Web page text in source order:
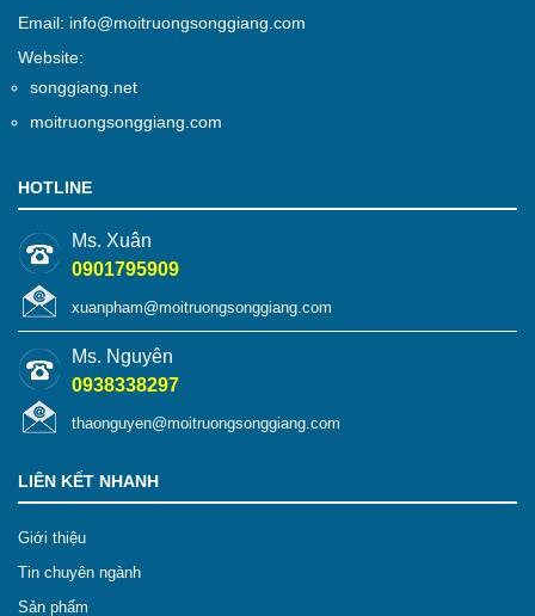
Email: info@moitruongsonggiang.com
Website:
songgiang.net
moitruongsonggiang.com
HOTLINE
Ms. Xuân
0901795909
xuanpham@moitruongsonggiang.com
Ms. Nguyên
0938338297
thaonguyen@moitruongsonggiang.com
LIÊN KẾT NHANH
Giới thiệu
Tin chuyên ngành
Sản phẩm